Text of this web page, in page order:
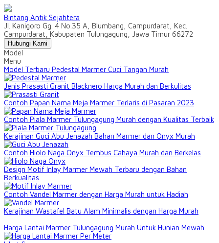
Bintang Antik Sejahtera
Jl. Kanigoro Gg. 4 No.35 A, Blumbang, Campurdarat, Kec.
Campurdarat, Kabupaten Tulungagung, Jawa Timur 66272
Hubungi Kami
Model
Menu
Model Terbaru Pedestal Marmer Cuci Tangan Murah
Jenis Prasasti Granit Blacknero Harga Murah dan Berkulitas
Contoh Papan Nama Meja Marmer Terlaris di Pasaran 2023
Contoh Piala Marmer Tulungagung Murah dengan Kualitas Terbaik
Kerajinan Guci Abu Jenazah Bahan Marmer dan Onyx Murah
Contoh Hiolo Naga Onyx Tembus Cahaya Murah dan Berkelas
Design Motif Inlay Marmer Mewah Terbaru dengan Bahan
Berkualitas
Contoh Vandel Marmer dengan Harga Murah untuk Hadiah
Kerajinan Wastafel Batu Alam Minimalis dengan Harga Murah
Harga Lantai Marmer Tulungagung Murah Untuk Hunian Mewah